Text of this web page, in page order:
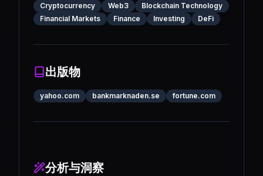
Cryptocurrency Web3
Blockchain Technology
Financial Markets
Finance Investing DeFi
出版物
yahoo.com bankmarknaden.se fortune.com
分析与洞察